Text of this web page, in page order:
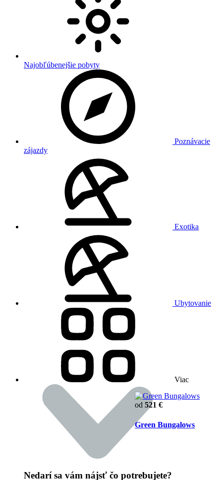
Najobľúbenejšie pobyty
Poznávacie
zájazdy
Exotika
Ubytovanie
Viac
Nedarí sa vám nájsť čo potrebujete?
od521 €
Green Bungalows